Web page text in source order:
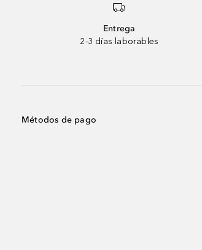
Entrega
2-3 días laborables
Métodos de pago